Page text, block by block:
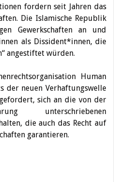
fordern seit Jahren das
Die Islamische Republik
Gewerkschaften an und
als Dissident*innen, die
angestiftet würden.
Human
der neuen Verhaftungswelle
sich an die von der
unterschriebenen
die auch das Recht auf
garantieren.